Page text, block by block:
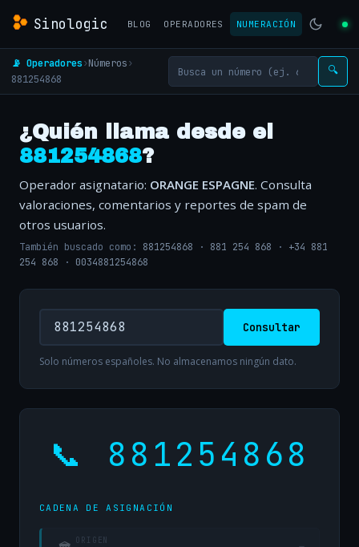
Sinologic BLOG OPERADORES NUMERACIÓN
📡 Operadores›Números›
881254868
🔍
¿Quién llama desde el
881254868?
Operador asignatario: ORANGE ESPAGNE. Consulta
valoraciones, comentarios y reportes de spam de
otros usuarios.
También buscado como: 881254868 · 881 254 868 · +34 881
254 868 · 0034881254868
Consultar
Solo números españoles. No almacenamos ningún dato.
📞 881254868
CADENA DE ASIGNACIÓN
ORIGEN